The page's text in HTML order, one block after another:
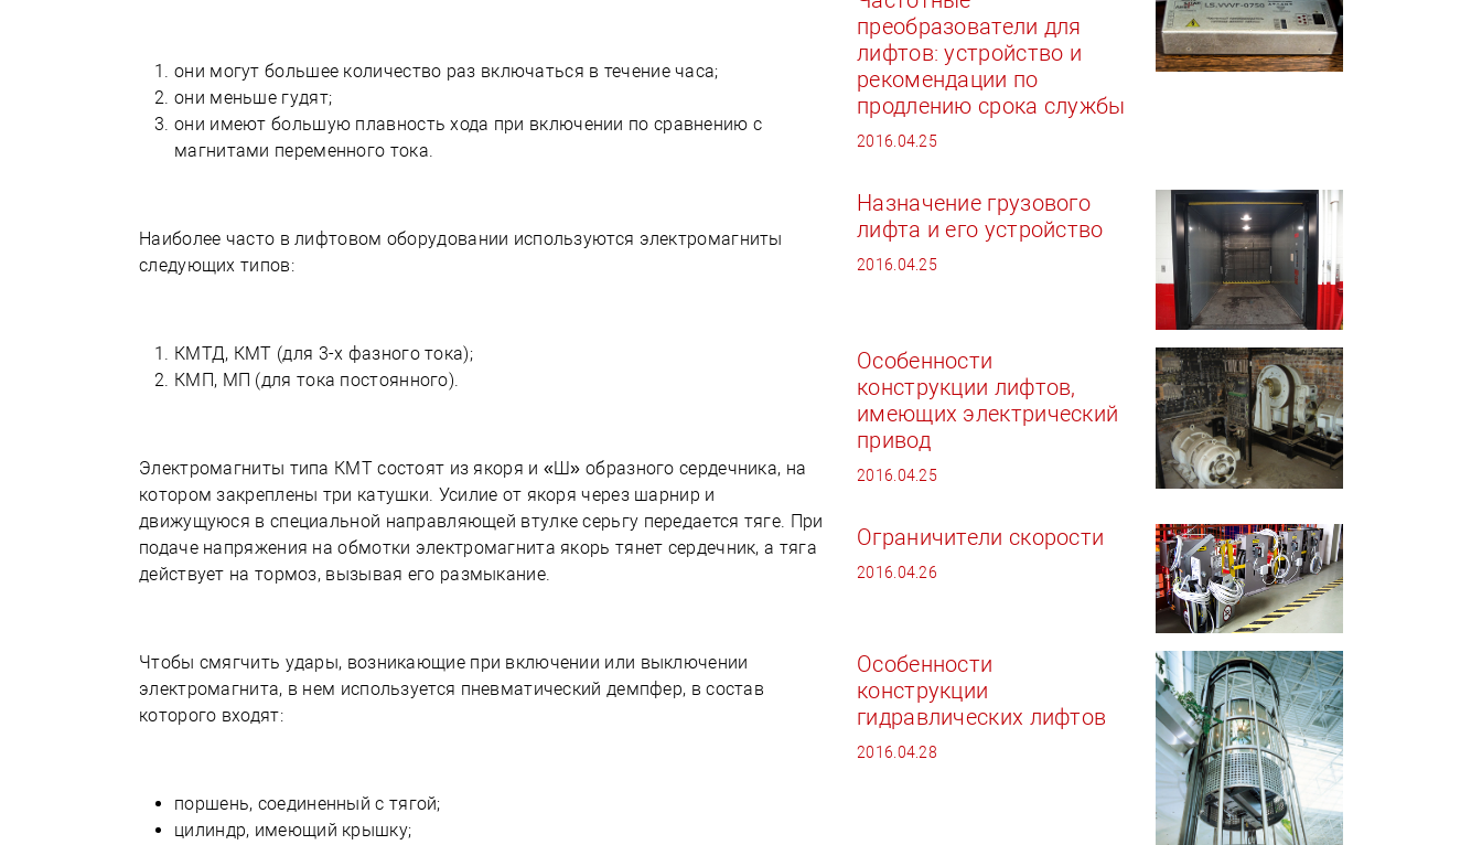
они могут большее количество раз включаться в течение часа;
они меньше гудят;
они имеют большую плавность хода при включении по сравнению с
магнитами переменного тока.
Наиболее часто в лифтовом оборудовании используются электромагниты
следующих типов:
КМТД, КМТ (для 3-х фазного тока);
КМП, МП (для тока постоянного).
Электромагниты типа КМТ состоят из якоря и «Ш» образного сердечника, на
котором закреплены три катушки. Усилие от якоря через шарнир и
движущуюся в специальной направляющей втулке серьгу передается тяге. При
подаче напряжения на обмотки электромагнита якорь тянет сердечник, а тяга
действует на тормоз, вызывая его размыкание.
Чтобы смягчить удары, возникающие при включении или выключении
электромагнита, в нем используется пневматический демпфер, в состав
которого входят:
поршень, соединенный с тягой;
цилиндр, имеющий крышку;
преобразователи для
лифтов: устройство и
рекомендации по
продлению срока службы
2016.04.25
Назначение грузового
лифта и его устройство
2016.04.25
Особенности
конструкции лифтов,
имеющих электрический
привод
2016.04.25
Ограничители скорости
2016.04.26
Особенности
конструкции
гидравлических лифтов
2016.04.28